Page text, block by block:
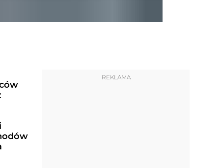
REKLAMA